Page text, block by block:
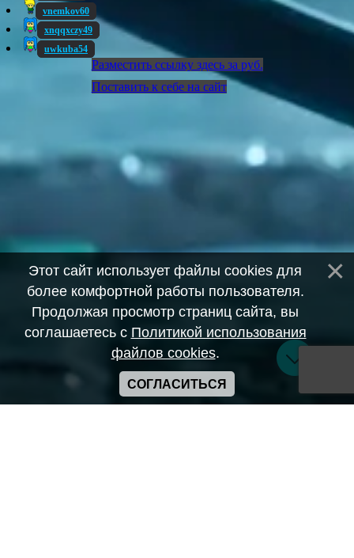
vnemkov60
xnqqxczy49
uwkuba54
Разместить ссылку здесь за руб.
Поставить к себе на сайт
Этот сайт использует файлы cookies для
более комфортной работы пользователя.
Продолжая просмотр страниц сайта, вы
соглашаетесь с Политикой использования
файлов cookies.
СОГЛАСИТЬСЯ